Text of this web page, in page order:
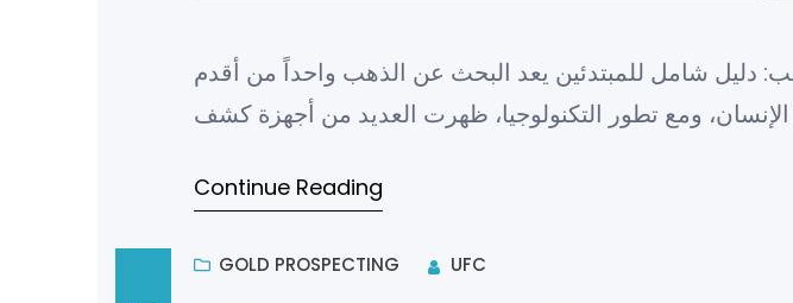
دليل شامل للمبتدئين يعد البحث عن الذهب واحداً من أقدم
Continue Reading
GOLD PROSPECTING UFC